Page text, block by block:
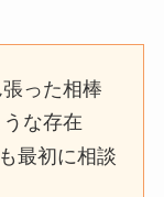
った相棒
な存在
最初に相談